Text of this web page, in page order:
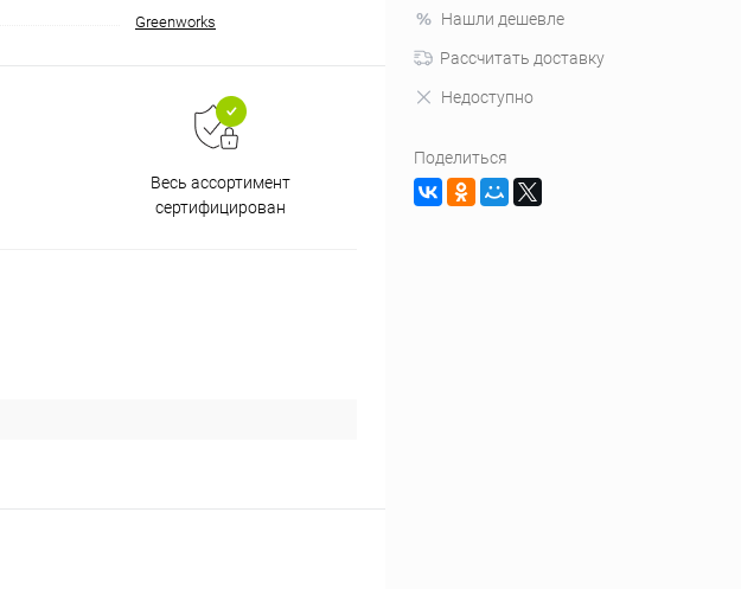
Greenworks
Весь ассортимент
сертифицирован
Подарки при заказе от 3000
рублей
Нашли дешевле
Рассчитать доставку
Недоступно
Поделиться